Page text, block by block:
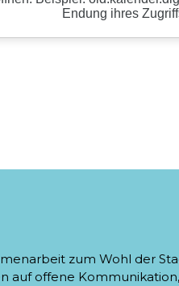
zum Wohl der
auf offene